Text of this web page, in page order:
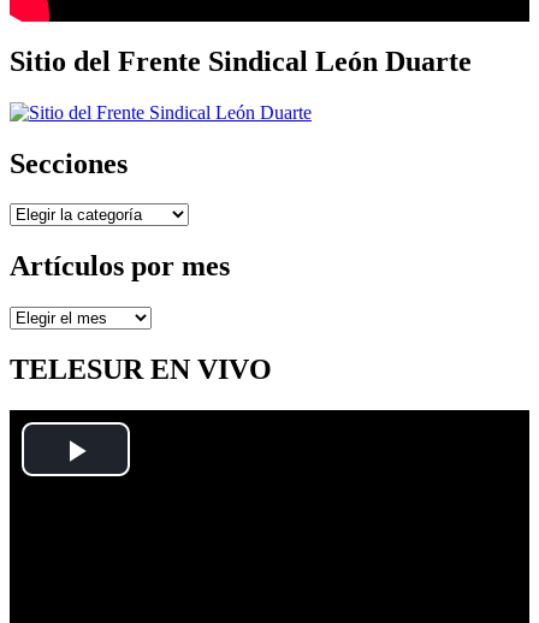
Sitio del Frente Sindical León Duarte
Secciones
Secciones
Artículos por mes
Artículos
mes
TELESUR EN VIVO